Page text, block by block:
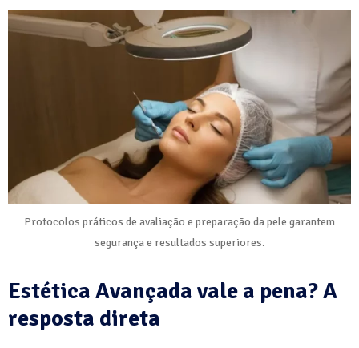
Protocolos práticos de avaliação e preparação da pele garantem
segurança e resultados superiores.
Estética Avançada vale a pena? A
resposta direta